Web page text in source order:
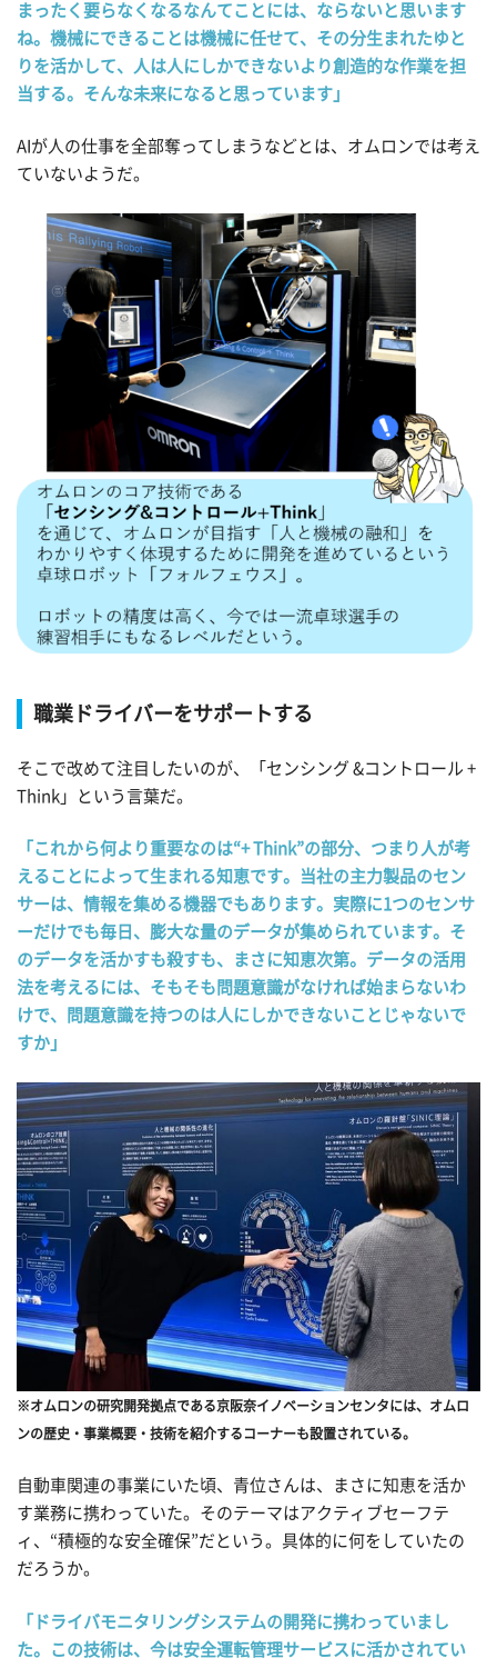
まったく要らなくなるなんてことには、ならないと思います
ね。機械にできることは機械に任せて、その分生まれたゆと
りを活かして、人は人にしかできないより創造的な作業を担
当する。そんな未来になると思っています」
AIが人の仕事を全部奪ってしまうなどとは、オムロンでは考え
ていないようだ。
職業ドライバーをサポートする
そこで改めて注目したいのが、「センシング &コントロール +
Think」という言葉だ。
「これから何より重要なのは“+ Think”の部分、つまり人が考
えることによって生まれる知恵です。当社の主力製品のセン
サーは、情報を集める機器でもあります。実際に1つのセンサ
ーだけでも毎日、膨大な量のデータが集められています。そ
のデータを活かすも殺すも、まさに知恵次第。データの活用
法を考えるには、そもそも問題意識がなければ始まらないわ
けで、問題意識を持つのは人にしかできないことじゃないで
すか」
※オムロンの研究開発拠点である京阪奈イノベーションセンタには、オムロ
ンの歴史・事業概要・技術を紹介するコーナーも設置されている。
自動車関連の事業にいた頃、青位さんは、まさに知恵を活か
す業務に携わっていた。そのテーマはアクティブセーフテ
ィ、“積極的な安全確保”だという。具体的に何をしていたの
だろうか。
「ドライバモニタリングシステムの開発に携わっていまし
た。この技術は、今は安全運転管理サービスに活かされてい